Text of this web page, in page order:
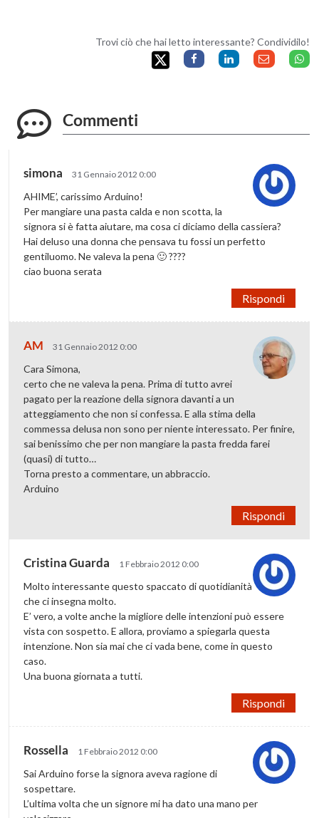
Trovi ciò che hai letto interessante? Condividilo!
Commenti
simona 31 Gennaio 2012 0:00
AHIME’, carissimo Arduino!
Per mangiare una pasta calda e non scotta, la
signora si è fatta aiutare, ma cosa ci diciamo della cassiera?
Hai deluso una donna che pensava tu fossi un perfetto
gentiluomo. Ne valeva la pena 🙂 ????
ciao buona serata
Rispondi
AM 31 Gennaio 2012 0:00
Cara Simona,
certo che ne valeva la pena. Prima di tutto avrei
pagato per la reazione della signora davanti a un
atteggiamento che non si confessa. E alla stima della
commessa delusa non sono per niente interessato. Per finire,
sai benissimo che per non mangiare la pasta fredda farei
(quasi) di tutto…
Torna presto a commentare, un abbraccio.
Arduino
Rispondi
Cristina Guarda 1 Febbraio 2012 0:00
Molto interessante questo spaccato di quotidianità
che ci insegna molto.
E’ vero, a volte anche la migliore delle intenzioni può essere
vista con sospetto. E allora, proviamo a spiegarla questa
intenzione. Non sia mai che ci vada bene, come in questo
caso.
Una buona giornata a tutti.
Rispondi
Rossella 1 Febbraio 2012 0:00
Sai Arduino forse la signora aveva ragione di
sospettare.
L’ultima volta che un signore mi ha dato una mano per